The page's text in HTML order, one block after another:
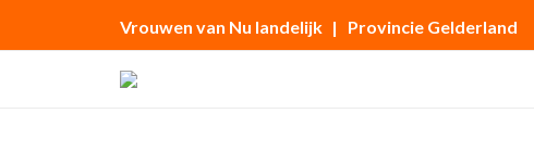
Vrouwen van Nu landelijk | Provincie Gelderland